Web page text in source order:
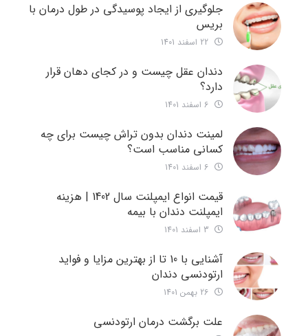
جلوگیری از ایجاد پوسیدگی در طول درمان با
بریس
دندان عقل چیست و در کجای دهان قرار
دارد؟
لمینت دندان بدون تراش چیست برای چه
کسانی مناسب است؟
قیمت انواع ایمپلنت سال 1402 | هزینه
ایمپلنت دندان با بیمه
آشنایی با 10 تا از بهترین مزایا و فواید
ارتودنسی دندان
علت برگشت درمان ارتودنسی